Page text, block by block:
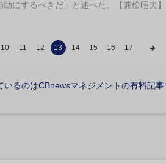
にするべきだ」と述べた。【兼松昭夫】
10 11 12 13 14 15 16 17
るのはCBnewsマネジメントの有料記事